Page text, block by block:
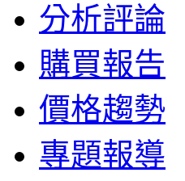
分析評論
購買報告
價格趨勢
專題報導